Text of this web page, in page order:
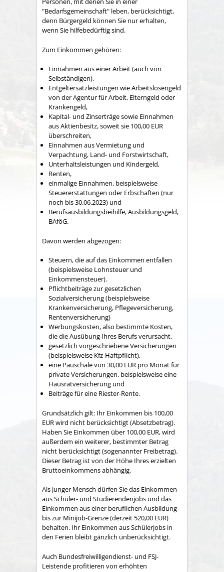
"Bedarfsgemeinschaft" leben, berücksichtigt,
denn Bürgergeld können Sie nur erhalten,
wenn Sie hilfebedürftig sind.
Zum Einkommen gehören:
Einnahmen aus einer Arbeit (auch von
Selbständigen),
Entgeltersatzleistungen wie Arbeitslosengeld
von der Agentur für Arbeit, Elterngeld oder
Krankengeld,
Kapital- und Zinserträge sowie Einnahmen
aus Aktienbesitz, soweit sie 100,00 EUR
überschreiten,
Einnahmen aus Vermietung und
Verpachtung, Land- und Forstwirtschaft,
Unterhaltsleistungen und Kindergeld,
Renten,
einmalige Einnahmen, beispielsweise
Steuererstattungen oder Erbschaften (nur
noch bis 30.06.2023) und
Berufsausbildungsbeihilfe, Ausbildungsgeld,
BAföG.
Davon werden abgezogen:
Steuern, die auf das Einkommen entfallen
(beispielsweise Lohnsteuer und
Einkommensteuer).
Pflichtbeiträge zur gesetzlichen
Sozialversicherung (beispielsweise
Krankenversicherung, Pflegeversicherung,
Rentenversicherung)
Werbungskosten, also bestimmte Kosten,
die die Ausübung Ihres Berufs verursacht,
gesetzlich vorgeschriebene Versicherungen
(beispielsweise Kfz-Haftpflicht),
eine Pauschale von 30,00 EUR pro Monat für
private Versicherungen, beispielsweise eine
Hausratversicherung und
Beiträge für eine Riester-Rente.
Grundsätzlich gilt: Ihr Einkommen bis 100,00
EUR wird nicht berücksichtigt (Absetzbetrag).
Haben Sie Einkommen über 100,00 EUR, wird
außerdem ein weiterer, bestimmter Betrag
nicht berücksichtigt (sogenannter Freibetrag).
Dieser Betrag ist von der Höhe Ihres erzielten
Bruttoeinkommens abhängig.
Als junger Mensch dürfen Sie das Einkommen
aus Schüler- und Studierendenjobs und das
Einkommen aus einer beruflichen Ausbildung
bis zur Minijob-Grenze (derzeit 520,00 EUR)
behalten. Ihr Einkommen aus Schülerjobs in
den Ferien bleibt gänzlich unberücksichtigt.
Auch Bundesfreiwilligendienst- und FSJ-
Leistende profitieren von erhöhten